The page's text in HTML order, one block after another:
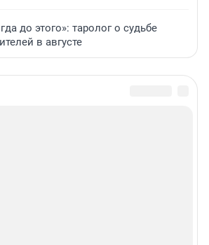
до этого»: таролог о судьбе
в августе